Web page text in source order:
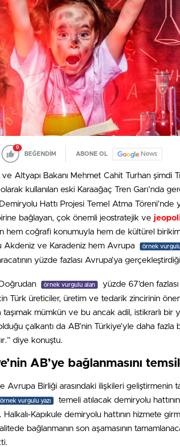
0
BEĞENDİM ABONE OL News
ve Altyapı Bakanı Mehmet Cahit Turhan şimdi
kullanılan eski Karaağaç Tren Garı’nda
Hattı Projesi Temel Atma Töreni’nde
bağlayan, çok önemli jeostratejik ve
hem coğrafi konumuyla hem de kültürel
Akdeniz ve Karadeniz hem Avrupa
örnek vurgulu
yüzde fazlası Avrupa’ya
örnek vurgulu alan
yüzde 67’den
Türk üreticiler, üretim ve tedarik zincirinin
taşımak mümkün ve bu ancak adil, istikrarlı bir
çalkantı da AB’nin Türkiye’yle daha
diye konuştu.
AB’ye bağlanmasını
Avrupa Birliği arasındaki ilişkileri geliştirmenin
örnek vurgulu yazı
temeli atılacak demiryolu
Halkalı-Kapıkule demiryolu hattının hizmete
bağlanmanın son aşamasının